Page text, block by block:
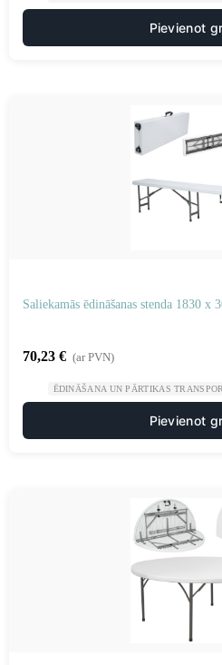
Pievienot
Saliekamās ēdināšanas stenda 1830
70,23 € (ar PVN)
ĒDINĀŠANA UN PĀRTIKAS
Pievienot